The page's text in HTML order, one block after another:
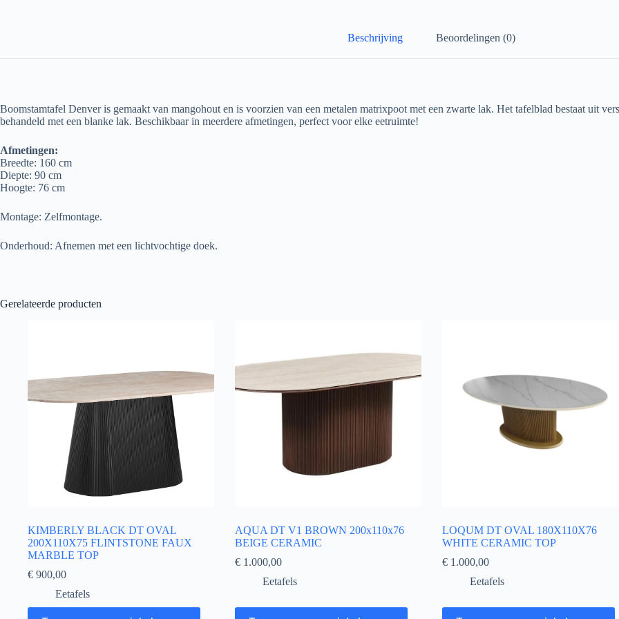
Beschrijving Beoordelingen (0)
Boomstamtafel Denver is gemaakt van mangohout en is voorzien van een metalen matrixpoot met een zwarte lak. Het tafelblad bestaat uit
behandeld met een blanke lak. Beschikbaar in meerdere afmetingen, perfect voor elke eetruimte!
Afmetingen:
Breedte: 160 cm
Diepte: 90 cm
Hoogte: 76 cm
Montage: Zelfmontage.
Onderhoud: Afnemen met een lichtvochtige doek.
Gerelateerde producten
KIMBERLY BLACK DT OVAL
200X110X75 FLINTSTONE FAUX
MARBLE TOP
€ 900,00
Eetafels
AQUA DT V1 BROWN 200x110x76
BEIGE CERAMIC
€1.000,00
Eetafels
LOQUM DT OVAL 180X110X76
WHITE CERAMIC TOP
€1.000,00
Eetafels